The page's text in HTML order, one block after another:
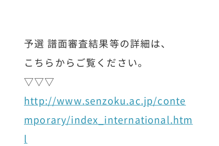
予選 譜面審査結果等の詳細は、
こちらからご覧ください。
▽▽▽
http://www.senzoku.ac.jp/conte
mporary/index_international.htm
l